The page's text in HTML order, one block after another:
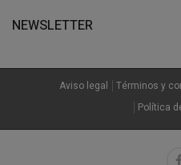
NEWSLETTER
Aviso legal Términos y
Política